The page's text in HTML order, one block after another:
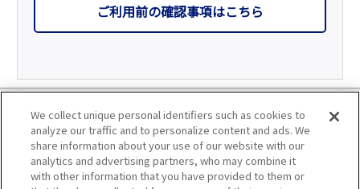
ご利用前の確認事項はこちら
個人情報の取り扱いについて
会員優待サービスの提携をご検討の方へ
We collect unique personal identifiers such as cookies to
analyze our traffic and to personalize content and ads. We
share information about your use of our website with our
analytics and advertising partners, who may combine it
with other information that you have provided to them or